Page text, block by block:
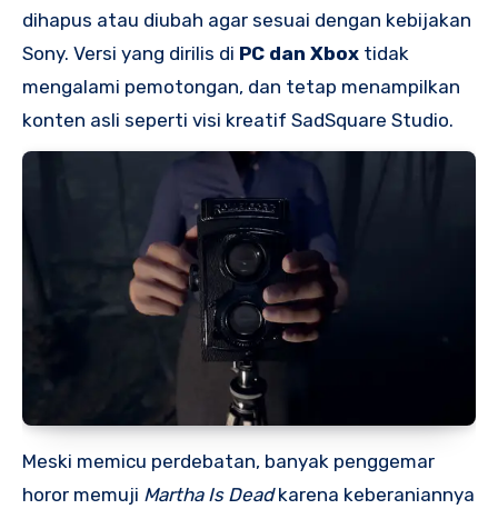
dihapus atau diubah agar sesuai dengan kebijakan
Sony. Versi yang dirilis di PC dan Xbox tidak
mengalami pemotongan, dan tetap menampilkan
konten asli seperti visi kreatif SadSquare Studio.
Meski memicu perdebatan, banyak penggemar
horor memuji Martha Is Deadkarena keberaniannya